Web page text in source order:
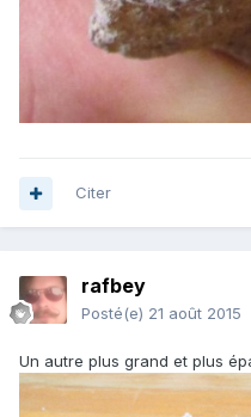
Citer
rafbey
Posté(e) 21 août 2015
Un autre plus grand et plus